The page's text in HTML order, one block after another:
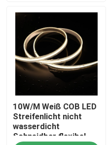
LED Streifen - Hoher CRI
LED Streifen - COB
LED Streifen - RGB
LED Streifen - einfarbig
LED Streifen - CCT
10W/M Weiß COB LED
Streifenlicht nicht
wasserdicht
Schneidbar flexibel